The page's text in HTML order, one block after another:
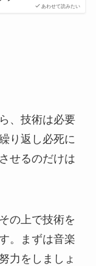
あわせて読みたい
、技術は必要
り返し必死に
せるのだけは
の上で技術を
。まずは音楽
力をしましょ